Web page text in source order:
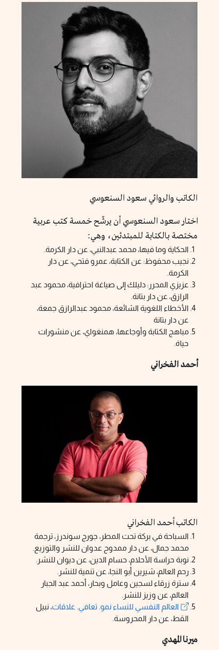
الكاتب والروائي سعود السنعوسي
اختار سعود السنعوسي أن يرشّح خمسة كتب عربية
مختصة بالكتابة للمبتدئين، وهي:
الحكاية وما فيها، محمد عبدالنبي، عن دار الكرمة.
نجيب محفوظ: عن الكتابة، عمرو فتحي، عن دار
الكرمة.
عزيزي المحرر: دليلك إلى صياغة احترافية، محمود عبد
الرازق، عن دار بتانة.
الأخطاء اللغوية الشائعة، محمود عبدالرازق جمعة،
عن دار بتانة
مباهج الكتابة وأوجاعها، همنغواي، عن منشورات
حياة.
أحمد الفخراني
الكاتب أحمد الفخراني
السباحة في بركة تحت المطر، جورج سوندرز، ترجمة
محمد جمال، عن دار ممدوح عدوان للنشر والتوزيع.
نوبة حراسة الأحلام، حسام الدين، عن ديوان للنشر.
رحم العالم، شيرين أبو النجا، عن تنمية للنشر.
سترة زرقاء لسجين وعامل وبحار، أحمد عبد الجبار
العالم، عن وزيز للنشر.
العالم النفسي للنساء نمو. تعافي. علاقات، نبيل
القط، عن دار المحروسة.
ميرنا المهدي